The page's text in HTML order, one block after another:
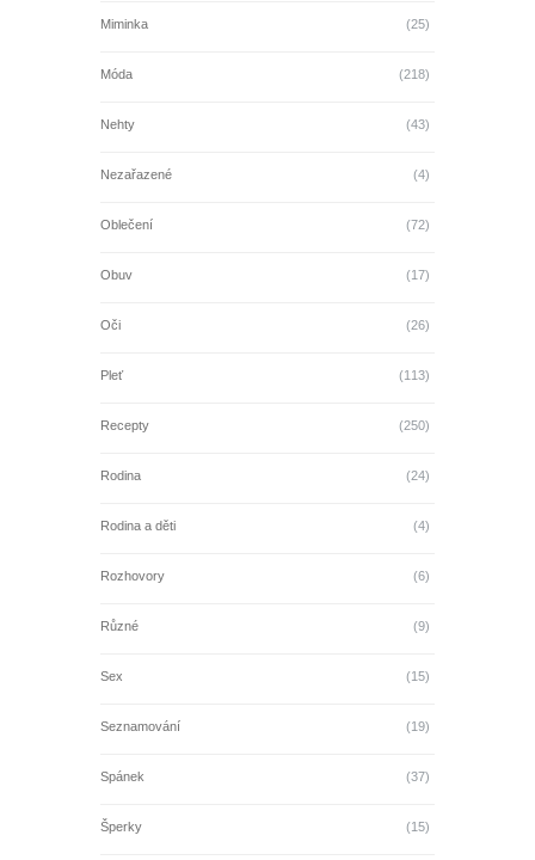
Miminka (25)
Móda (218)
Nehty (43)
Nezařazené (4)
Oblečení (72)
Obuv (17)
Oči (26)
Pleť (113)
Recepty (250)
Rodina (24)
Rodina a děti (4)
Rozhovory (6)
Různé (9)
Sex (15)
Seznamování (19)
Spánek (37)
Šperky (15)